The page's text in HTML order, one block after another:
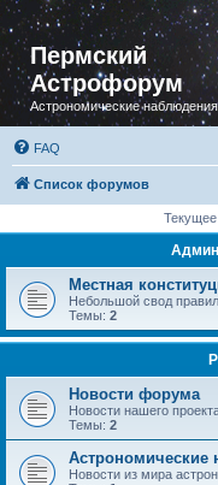
Пермский
Астрофорум
Астрономические
FAQ
Список форумов
Текущее
Местная
Небольшой свод
Темы: 2
Новости форума
Новости нашего
Темы: 2
Астрономические
Новости из мира